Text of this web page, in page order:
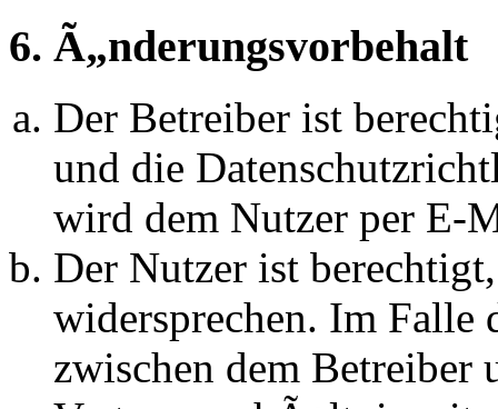
6. Ã„nderungsvorbehalt
Der Betreiber ist
und die
wird dem Nutzer per E-
Der Nutzer ist
widersprechen. Im Falle
zwischen dem Betreiber